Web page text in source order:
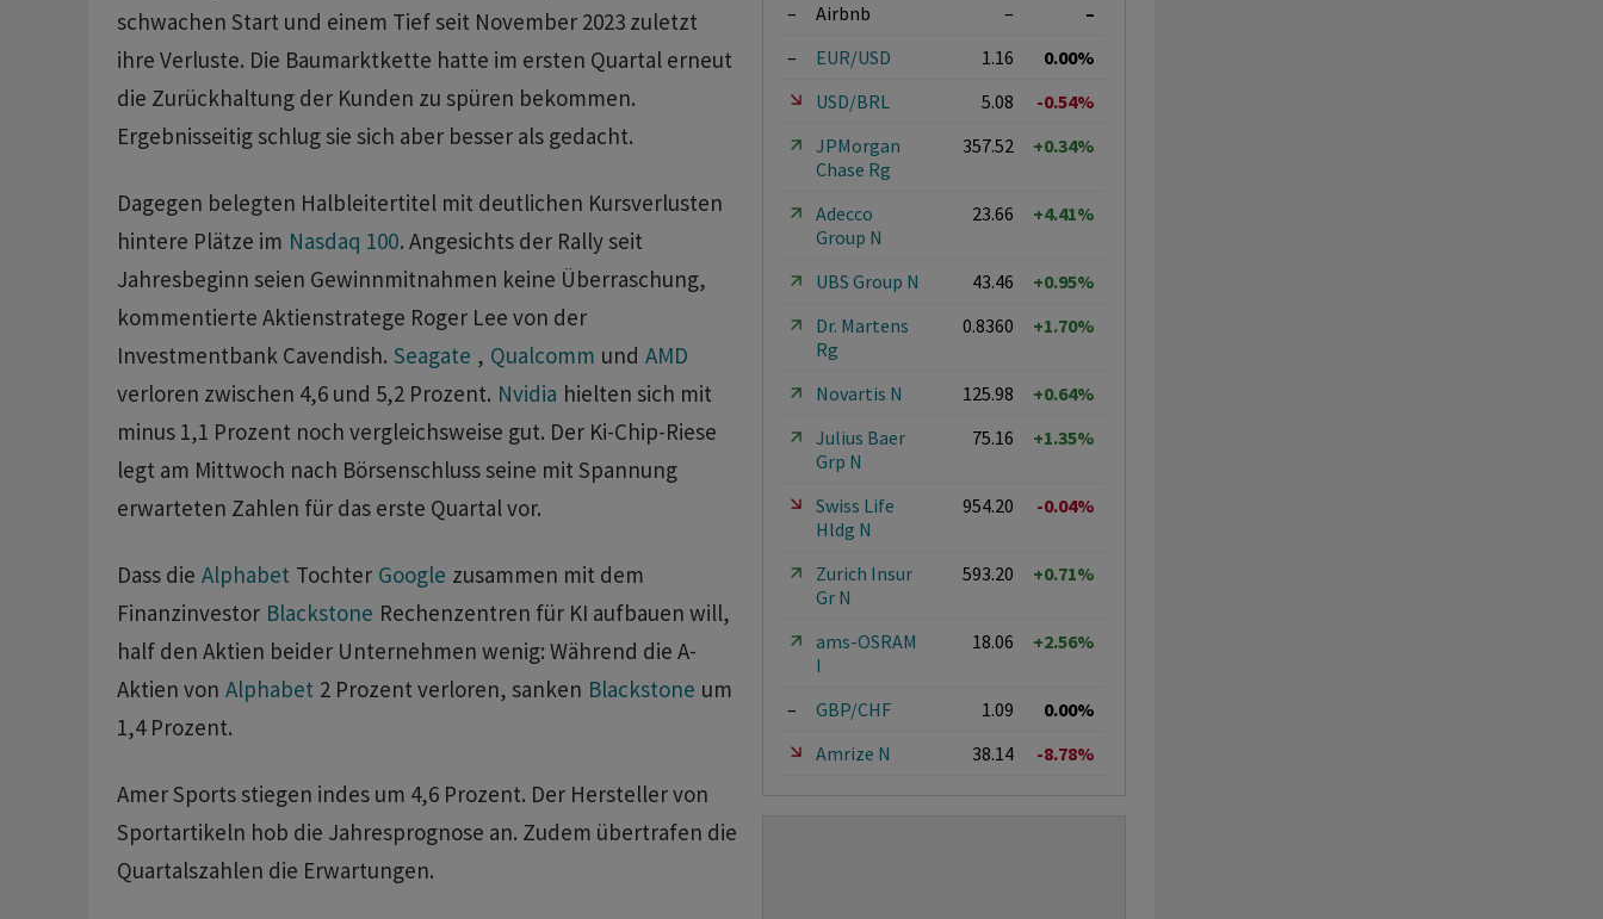
schwachen Start und einem Tief seit November 2023 zuletzt
ihre Verluste. Die Baumarktkette hatte im ersten Quartal erneut
die Zurückhaltung der Kunden zu spüren bekommen.
Ergebnisseitig schlug sie sich aber besser als gedacht.
Dagegen belegten Halbleitertitel mit deutlichen Kursverlusten
hintere Plätze im Nasdaq 100. Angesichts der Rally seit
Jahresbeginn seien Gewinnmitnahmen keine Überraschung,
kommentierte Aktienstratege Roger Lee von der
Investmentbank Cavendish. Seagate , Qualcomm und AMD
verloren zwischen 4,6 und 5,2 Prozent. Nvidia hielten sich mit
minus 1,1 Prozent noch vergleichsweise gut. Der Ki-Chip-Riese
legt am Mittwoch nach Börsenschluss seine mit Spannung
erwarteten Zahlen für das erste Quartal vor.
Dass die Alphabet Tochter Google zusammen mit dem
Finanzinvestor Blackstone Rechenzentren für KI aufbauen will,
half den Aktien beider Unternehmen wenig: Während die A-
Aktien von Alphabet 2 Prozent verloren, sanken Blackstone um
1,4 Prozent.
Amer Sports stiegen indes um 4,6 Prozent. Der Hersteller von
Sportartikeln hob die Jahresprognose an. Zudem übertrafen die
Quartalszahlen die Erwartungen.
– Airbnb –
–
–
EUR/USD 1.16
0.00%
USD/BRL
5.08
-0.54%
JPMorgan
Chase Rg
357.52 +0.34%
Adecco
Group N
23.66 +4.41%
UBS Group N 43.46
+0.95%
Dr. Martens
Rg
0.8360 +1.70%
Novartis N 125.98
+0.64%
Julius Baer
Grp N
75.16 +1.35%
Swiss Life
Hldg N
954.20 -0.04%
Zurich Insur
Gr N
593.20 +0.71%
ams-OSRAM
I
18.06 +2.56%
– GBP/CHF 1.09
0.00%
Amrize N
38.14 -8.78%